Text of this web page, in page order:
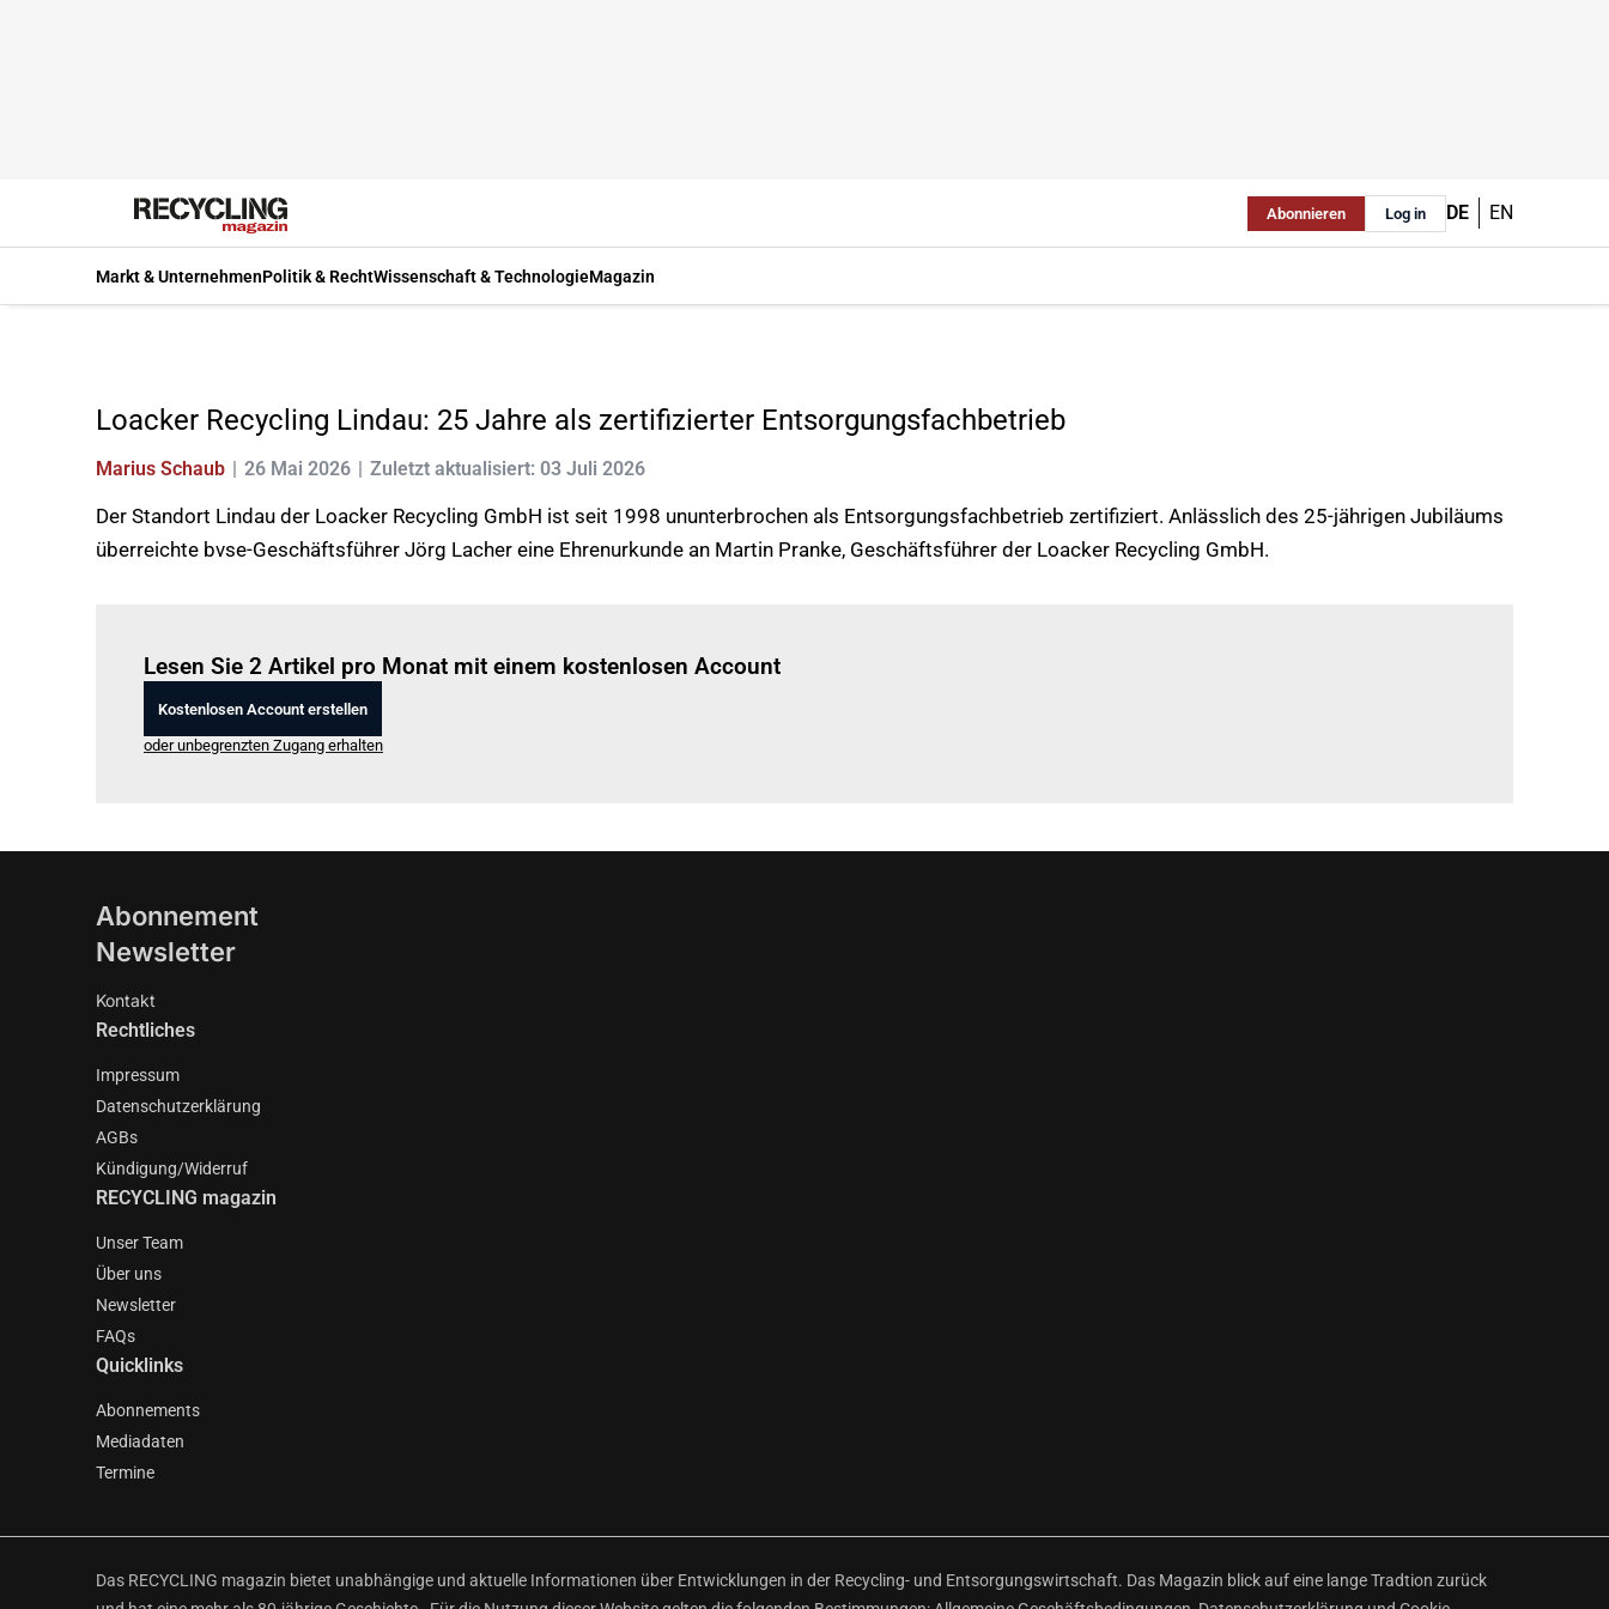
Abonnieren Log in DE EN
Markt & UnternehmenPolitik & RechtWissenschaft & TechnologieMagazin
Loacker Recycling Lindau: 25 Jahre als zertifizierter Entsorgungsfachbetrieb
Marius Schaub 26 Mai 2026 Zuletzt aktualisiert: 03 Juli 2026
Der Standort Lindau der Loacker Recycling GmbH ist seit 1998 ununterbrochen als Entsorgungsfachbetrieb zertifiziert. Anlässlich des 25-jährigen Jubiläums
überreichte bvse-Geschäftsführer Jörg Lacher eine Ehrenurkunde an Martin Pranke, Geschäftsführer der Loacker Recycling GmbH.
Lesen Sie 2 Artikel pro Monat mit einem kostenlosen Account
Kostenlosen Account erstellen
oder unbegrenzten Zugang erhalten
Abonnement
Newsletter
Kontakt
Rechtliches
Impressum
Datenschutzerklärung
AGBs
Kündigung/Widerruf
RECYCLING magazin
Unser Team
Über uns
Newsletter
FAQs
Quicklinks
Abonnements
Mediadaten
Termine
Das RECYCLING magazin bietet unabhängige und aktuelle Informationen über Entwicklungen in der Recycling- und Entsorgungswirtschaft. Das Magazin blick auf eine lange Tradtion zurück